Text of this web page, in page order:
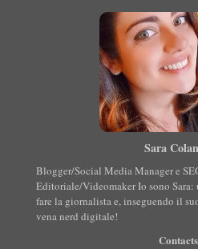
Sara
Blogger/Social Media Manager e
Editoriale/Videomaker Io sono Sara:
fare la giornalista e, inseguendo il
vena nerd digitale!